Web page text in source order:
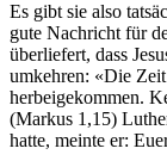
Es gibt sie also
gute Nachricht für
überliefert, dass
umkehren: «Die
herbeigekommen.
(Markus 1,15)
hatte, meinte er: